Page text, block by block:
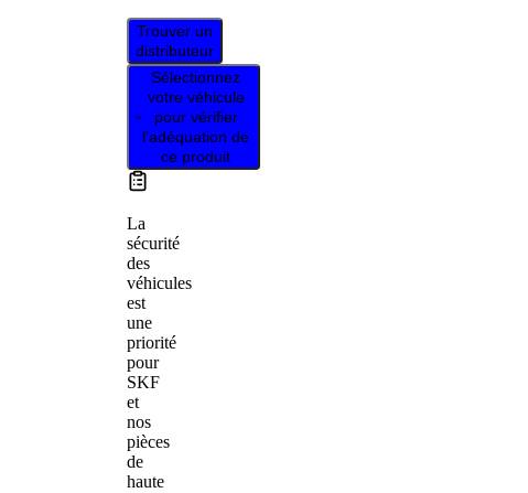
Trouver un
distributeur
Sélectionnez
votre véhicule
pour vérifier
l’adéquation de
ce produit
La
sécurité
des
véhicules
est
une
priorité
pour
SKF
et
nos
pièces
de
haute